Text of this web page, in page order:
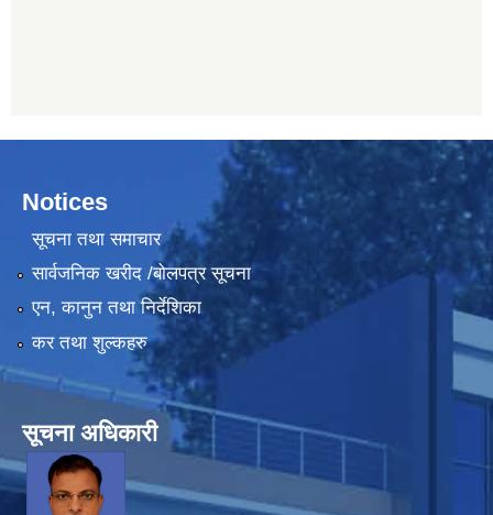
Notices
सूचना तथा समाचार
सार्वजनिक खरीद /बोलपत्र सूचना
एन, कानुन तथा निर्देशिका
कर तथा शुल्कहरु
सूचना अधिकारी